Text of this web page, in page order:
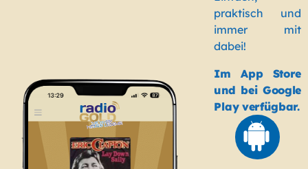
praktisch und
immer mit
dabei!
Im App Store
und bei Google
Play verfügbar.